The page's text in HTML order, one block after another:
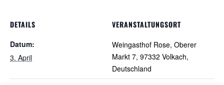
DETAILS
Datum:
3. April
VERANSTALTUNGSORT
Weingasthof Rose, Oberer
Markt 7, 97332 Volkach,
Deutschland